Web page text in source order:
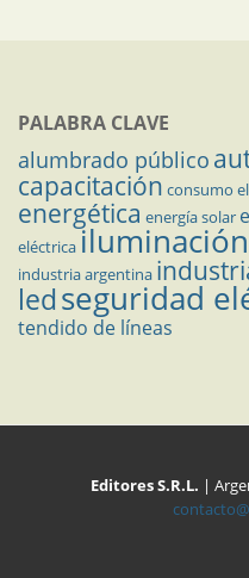
PALABRA CLAVE
alumbrado público
capacitación consumo
energética energía solar
eléctricailuminación
industria argentina
ledseguridad
tendido de líneas
Editores S.R.L. |